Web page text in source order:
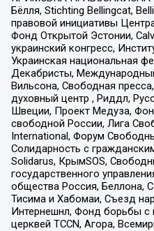
Бёлля, Stichting Bellingcat,
правовой инициативы
Фонд Открытой Эстонии,
украинский конгресс,
Украинская национальная
Декабристы,
Вильсона, Свободная
духовный центр , Риддл,
Швеции, Проект Медуза,
свободной России, Лига
International, Форум
Солидарность с
Solidarus, КрымSOS,
государственного
общества Россия, Беллона,
Тисима и Хабомаи, Съезд
Интернешнл, Фонд борьбы с
церквей TCCN, Агора,